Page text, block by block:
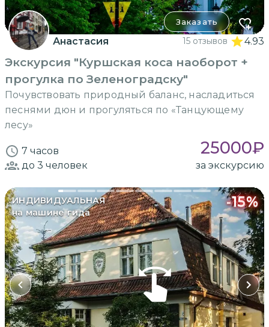
Заказать
Анастасия 15 отзывов 4.93
Экскурсия "Куршская коса наоборот +
прогулка по Зеленоградску"
Почувствовать природный баланс, насладиться
песнями дюн и прогуляться по «Танцующему
лесу»
7 часов 25000₽
до 3 человек за экскурсию
ИНДИВИДУАЛЬНАЯ
на машине гида
-15%